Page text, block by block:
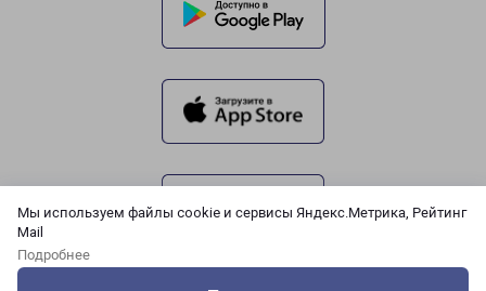
Мы используем файлы cookie и сервисы Яндекс.Метрика, Рейтинг
Mail
Подробнее